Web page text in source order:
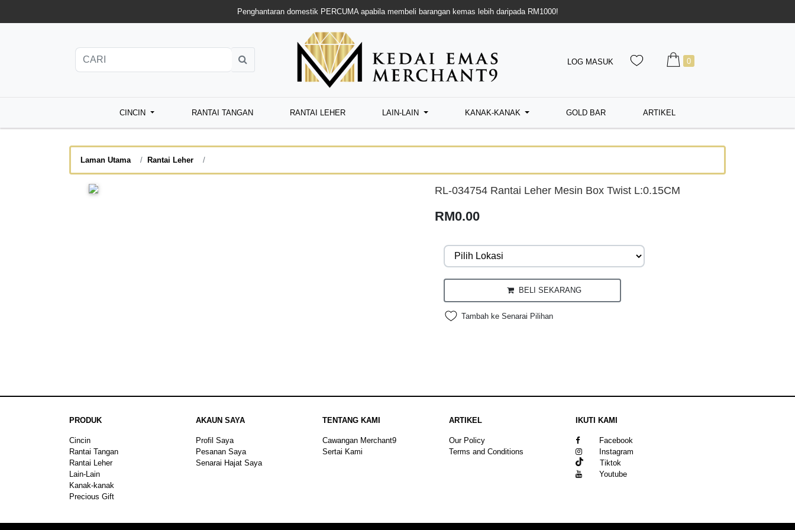
Penghantaran domestik PERCUMA apabila membeli barangan kemas lebih daripada RM1000!
LOG MASUK 0
CINCIN RANTAI TANGAN RANTAI LEHER LAIN-LAIN KANAK-KANAK GOLD BAR ARTIKEL
Laman Utama Rantai Leher
RL-034754 Rantai Leher Mesin Box Twist L:0.15CM
RM0.00
BELI SEKARANG
Tambah ke Senarai Pilihan
PRODUK
Cincin
Rantai Tangan
Rantai Leher
Lain-Lain
Kanak-kanak
Precious Gift
AKAUN SAYA
Profil Saya
Pesanan Saya
Senarai Hajat Saya
TENTANG KAMI
Cawangan Merchant9
Sertai Kami
ARTIKEL
Our Policy
Terms and Conditions
IKUTI KAMI
Facebook
Instagram
Tiktok
Youtube